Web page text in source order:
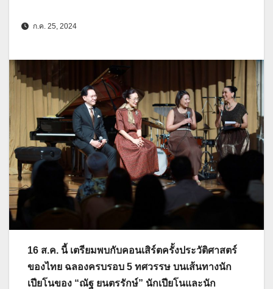
ก.ค. 25, 2024
16 ส.ค. นี้ เตรียมพบกับคอนเสิร์ตครั้งประวัติศาสตร์
ของไทย ฉลองครบรอบ 5 ทศวรรษ บนเส้นทางนัก
เปียโนของ “ณัฐ ยนตรรักษ์” นักเปียโนและนัก